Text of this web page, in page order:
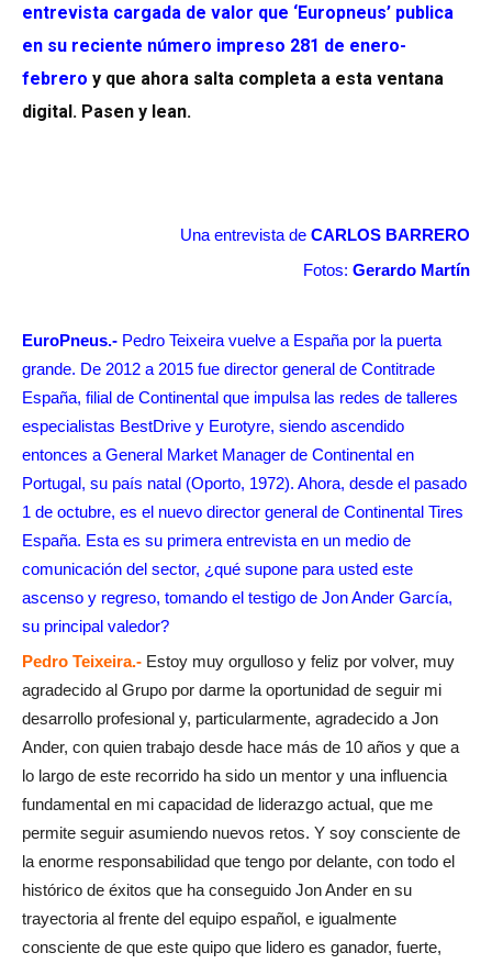
entrevista cargada de valor que ‘Europneus’ publica
en su reciente número impreso 281 de enero-
febrero y que ahora salta completa a esta ventana
digital. Pasen y lean.
Una entrevista de CARLOS BARRERO
Fotos: Gerardo Martín
EuroPneus.- Pedro Teixeira vuelve a España por la puerta
grande. De 2012 a 2015 fue director general de Contitrade
España, filial de Continental que impulsa las redes de talleres
especialistas BestDrive y Eurotyre, siendo ascendido
entonces a General Market Manager de Continental en
Portugal, su país natal (Oporto, 1972). Ahora, desde el pasado
1 de octubre, es el nuevo director general de Continental Tires
España. Esta es su primera entrevista en un medio de
comunicación del sector, ¿qué supone para usted este
ascenso y regreso, tomando el testigo de Jon Ander García,
su principal valedor?
Pedro Teixeira.- Estoy muy orgulloso y feliz por volver, muy
agradecido al Grupo por darme la oportunidad de seguir mi
desarrollo profesional y, particularmente, agradecido a Jon
Ander, con quien trabajo desde hace más de 10 años y que a
lo largo de este recorrido ha sido un mentor y una influencia
fundamental en mi capacidad de liderazgo actual, que me
permite seguir asumiendo nuevos retos. Y soy consciente de
la enorme responsabilidad que tengo por delante, con todo el
histórico de éxitos que ha conseguido Jon Ander en su
trayectoria al frente del equipo español, e igualmente
consciente de que este quipo que lidero es ganador, fuerte,